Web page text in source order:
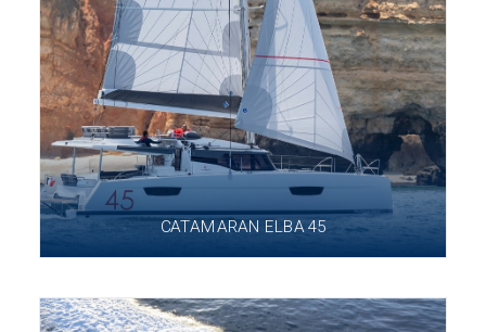
CATAMARAN ELBA 45